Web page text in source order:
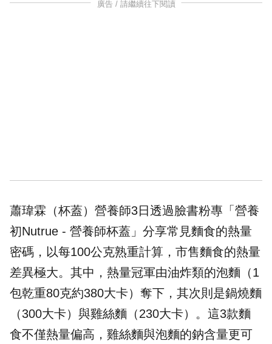
廣告 / 請繼續往下閱讀
蕭瑋霖（杯蓋）營養師3日透過臉書粉專「營養
初Nutrue - 營養師杯蓋」分享常見麵食的熱量
密碼，以每100公克熟重計算，市售麵食的熱量
差異極大。其中，熱量冠軍由油炸類的泡麵（1
包乾重80克約380大卡）奪下，其次則是鍋燒麵
（300大卡）與雞絲麵（230大卡）。這3款麵
食不僅熱量偏高，雞絲麵與泡麵的鈉含量更可